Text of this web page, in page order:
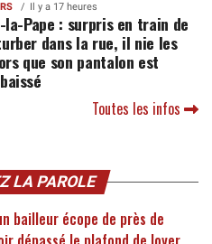
Il y a 17 heures
Pape : surpris en train de
dans la rue, il nie les
que son pantalon est
Toutes les infos
LA PAROLE
bailleur écope de près de